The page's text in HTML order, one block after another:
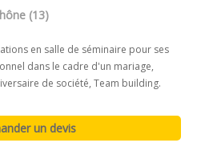
(13)
en salle de séminaire pour ses
dans le cadre d'un mariage,
de société, Team building.